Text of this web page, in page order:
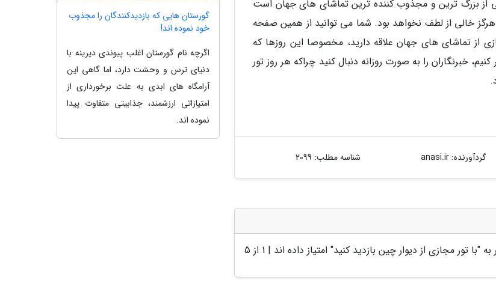
از بزرگ ترین و مجذوب کننده ترین تماشای های جهان است
خالی از لطف نخواهد بود. شما می توانید از همین صفحه
از تماشای های جهان علاقه دارید، مخصوصا این روزها که
خبرنگاران را به صورت روزانه دنبال کنید چراکه هر روز تور
گردآورنده:anasi.ir شناسه مطلب: 2099
به "با تور مجازی از دیوار چین بازدید کنید" امتیاز داده اند | 1 از 5
گورستان هایی که بازدیدکنندگان را مجذوب
خود نموده اند!
اگرچه نام گورستان اغلب پیوندی دیرینه با
دنیای ترس و وحشت دارد، اما گاهی این
آرامگاه های ابدی به علت برخورداری از
امتیازاتی ارزشمند، جذابیتی متفاوت پیدا
نموده اند.